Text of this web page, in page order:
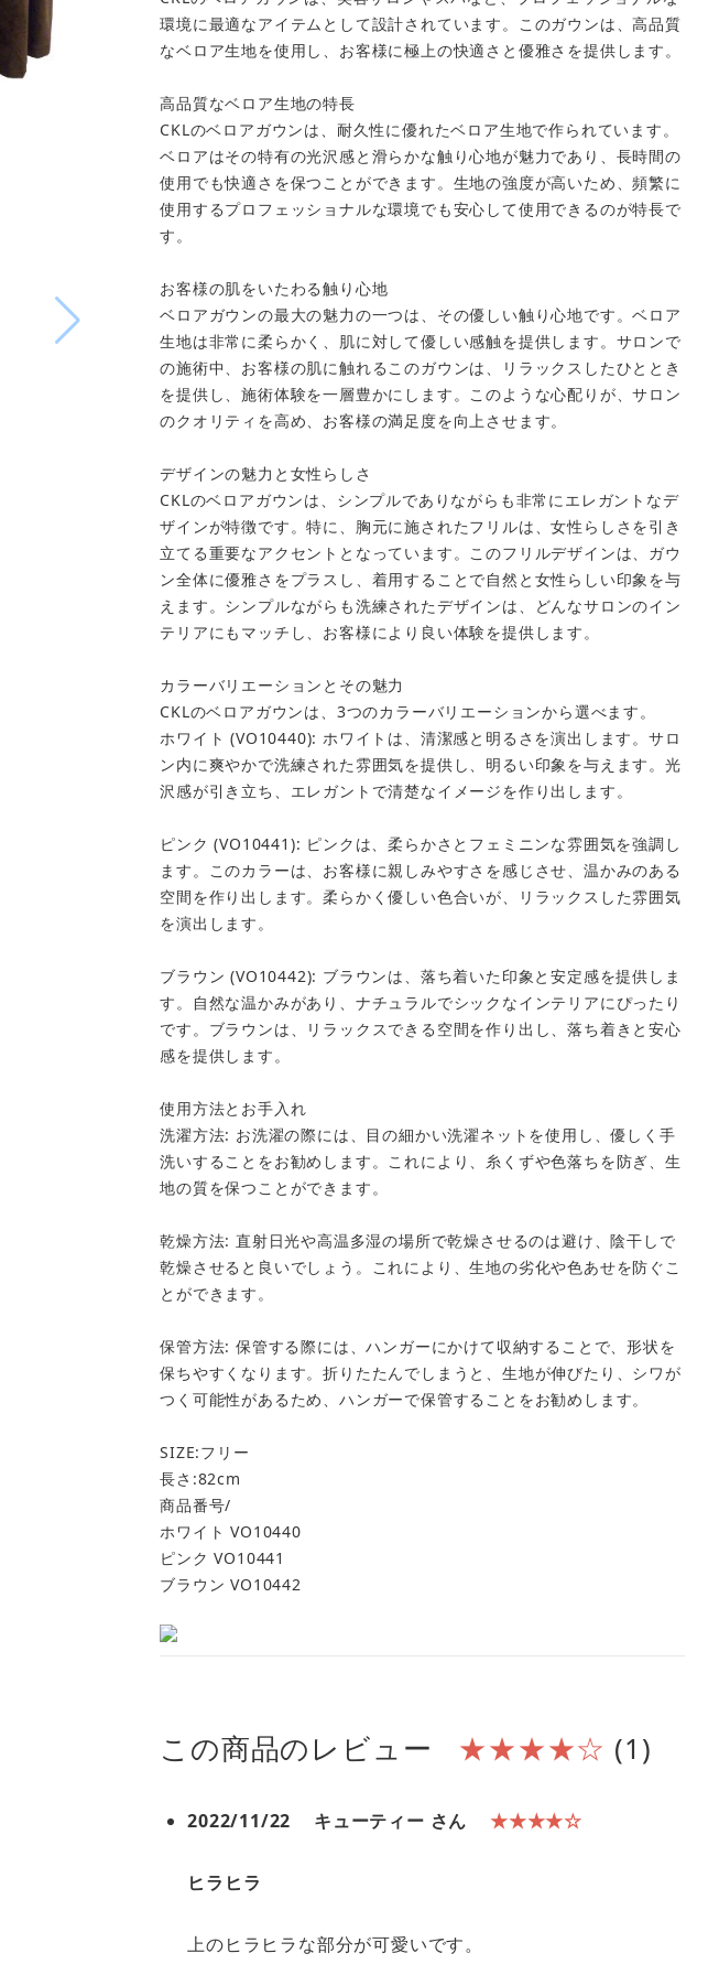
close
環境に最適なアイテムとして設計されています。このガウンは、高品質
なベロア生地を使用し、お客様に極上の快適さと優雅さを提供します。
高品質なベロア生地の特長
CKLのベロアガウンは、耐久性に優れたベロア生地で作られています。
ベロアはその特有の光沢感と滑らかな触り心地が魅力であり、長時間の
使用でも快適さを保つことができます。生地の強度が高いため、頻繁に
使用するプロフェッショナルな環境でも安心して使用できるのが特長で
す。
お客様の肌をいたわる触り心地
ベロアガウンの最大の魅力の一つは、その優しい触り心地です。ベロア
生地は非常に柔らかく、肌に対して優しい感触を提供します。サロンで
の施術中、お客様の肌に触れるこのガウンは、リラックスしたひととき
を提供し、施術体験を一層豊かにします。このような心配りが、サロン
のクオリティを高め、お客様の満足度を向上させます。
デザインの魅力と女性らしさ
CKLのベロアガウンは、シンプルでありながらも非常にエレガントなデ
ザインが特徴です。特に、胸元に施されたフリルは、女性らしさを引き
立てる重要なアクセントとなっています。このフリルデザインは、ガウ
ン全体に優雅さをプラスし、着用することで自然と女性らしい印象を与
えます。シンプルながらも洗練されたデザインは、どんなサロンのイン
テリアにもマッチし、お客様により良い体験を提供します。
カラーバリエーションとその魅力
CKLのベロアガウンは、3つのカラーバリエーションから選べます。
ホワイト (VO10440): ホワイトは、清潔感と明るさを演出します。サロ
ン内に爽やかで洗練された雰囲気を提供し、明るい印象を与えます。光
沢感が引き立ち、エレガントで清楚なイメージを作り出します。
ピンク (VO10441): ピンクは、柔らかさとフェミニンな雰囲気を強調し
ます。このカラーは、お客様に親しみやすさを感じさせ、温かみのある
空間を作り出します。柔らかく優しい色合いが、リラックスした雰囲気
を演出します。
ブラウン (VO10442): ブラウンは、落ち着いた印象と安定感を提供しま
す。自然な温かみがあり、ナチュラルでシックなインテリアにぴったり
です。ブラウンは、リラックスできる空間を作り出し、落ち着きと安心
感を提供します。
使用方法とお手入れ
洗濯方法: お洗濯の際には、目の細かい洗濯ネットを使用し、優しく手
洗いすることをお勧めします。これにより、糸くずや色落ちを防ぎ、生
地の質を保つことができます。
乾燥方法: 直射日光や高温多湿の場所で乾燥させるのは避け、陰干しで
乾燥させると良いでしょう。これにより、生地の劣化や色あせを防ぐこ
とができます。
保管方法: 保管する際には、ハンガーにかけて収納することで、形状を
保ちやすくなります。折りたたんでしまうと、生地が伸びたり、シワが
つく可能性があるため、ハンガーで保管することをお勧めします。
SIZE:フリー
長さ:82cm
商品番号/
ホワイト VO10440
ピンク VO10441
ブラウン VO10442
この商品のレビュー ★★★★☆ (1)
2022/11/22 キューティー さん ★★★★☆
ヒラヒラ
上のヒラヒラな部分が可愛いです。